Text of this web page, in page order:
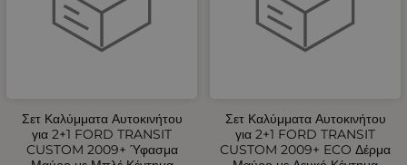
Σετ Καλύμματα Αυτοκινήτου
για 2+1 FORD TRANSIT
CUSTOM 2009+ Ύφασμα
Σετ Καλύμματα Αυτοκινήτου
για 2+1 FORD TRANSIT
CUSTOM 2009+ ECO Δέρμα